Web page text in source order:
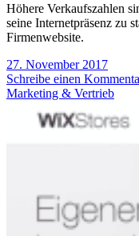
Höhere Verkaufszahlen
seine Internetpräsenz zu
Firmenwebsite.
27. November 2017
Schreibe einen
Marketing & Vertrieb